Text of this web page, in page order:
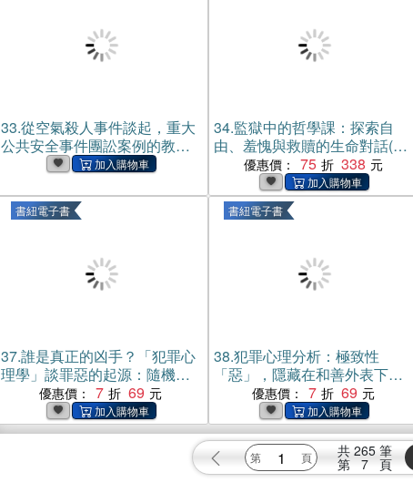
33.從空氣殺人事件談起，重大
公共安全事件團訟案例的教訓
與省思(電子書)
34.監獄中的哲學課：探索自
由、羞愧與救贖的生命對話(電
子書)優惠價： 75 338
書紐電子書
37.誰是真正的凶手？「犯罪心
理學」談罪惡的起源：隨機砍
人、弒夫虐童、擄人勒贖、毒
害同儕……超過30樁刑案解
析，為什麼他們會「被」變成
優惠價： 7 69
書紐電子書
38.犯罪心理分析：極致性
「惡」，隱藏在和善外表下的
殺心：刑具虐待、肢解屍體、
食用愛人……讓時代被陰影籠
罩，史上最惡名昭彰的29位連
環殺手！【純有聲】(電子書)
優惠價： 7 69
共 265 筆
第 7 頁